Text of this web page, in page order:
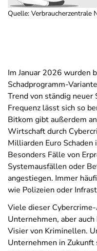
Quelle: Verbraucherzentrale
Im Januar 2026 wurden
Schadprogramm-
Trend von ständig neuer
Frequenz lässt sich so
Bitkom gibt außerdem
Wirtschaft durch
Milliarden Euro Schaden
Besonders Fälle von
Systemausfällen oder
angestiegen. Immer
wie Polizeien oder
Viele dieser
Unternehmen, aber
Visier von Kriminellen.
Unternehmen in Zukunft